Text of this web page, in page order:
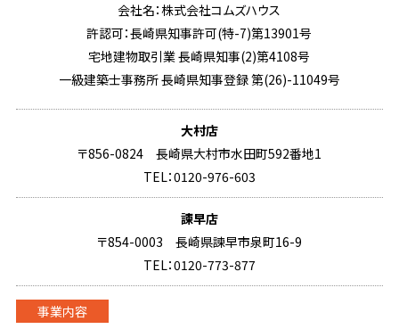
会社名：株式会社コムズハウス
許認可：長崎県知事許可(特-7)第13901号
宅地建物取引業 長崎県知事(2)第4108号
一級建築士事務所 長崎県知事登録 第(26)-11049号
大村店
〒856-0824 長崎県大村市水田町592番地1
TEL：0120-976-603
諫早店
〒854-0003 長崎県諫早市泉町16-9
TEL：0120-773-877